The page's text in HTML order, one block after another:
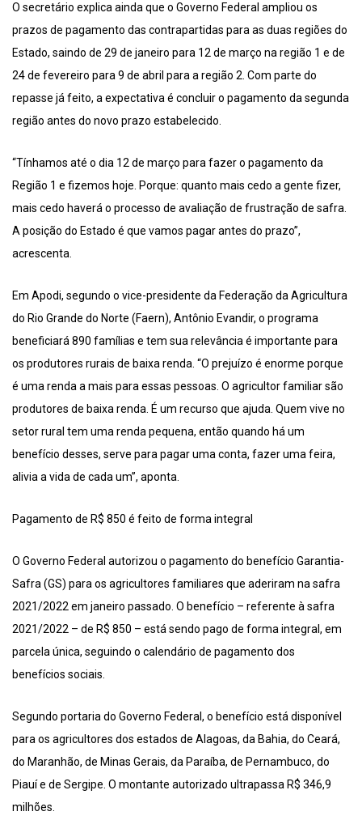
O secretário explica ainda que o Governo Federal ampliou os
prazos de pagamento das contrapartidas para as duas regiões do
Estado, saindo de 29 de janeiro para 12 de março na região 1 e de
24 de fevereiro para 9 de abril para a região 2. Com parte do
repasse já feito, a expectativa é concluir o pagamento da segunda
região antes do novo prazo estabelecido.
“Tínhamos até o dia 12 de março para fazer o pagamento da
Região 1 e fizemos hoje. Porque: quanto mais cedo a gente fizer,
mais cedo haverá o processo de avaliação de frustração de safra.
A posição do Estado é que vamos pagar antes do prazo”,
acrescenta.
Em Apodi, segundo o vice-presidente da Federação da Agricultura
do Rio Grande do Norte (Faern), Antônio Evandir, o programa
beneficiará 890 famílias e tem sua relevância é importante para
os produtores rurais de baixa renda. “O prejuízo é enorme porque
é uma renda a mais para essas pessoas. O agricultor familiar são
produtores de baixa renda. É um recurso que ajuda. Quem vive no
setor rural tem uma renda pequena, então quando há um
benefício desses, serve para pagar uma conta, fazer uma feira,
alivia a vida de cada um”, aponta.
Pagamento de R$ 850 é feito de forma integral
O Governo Federal autorizou o pagamento do benefício Garantia-
Safra (GS) para os agricultores familiares que aderiram na safra
2021/2022 em janeiro passado. O benefício – referente à safra
2021/2022 – de R$ 850 – está sendo pago de forma integral, em
parcela única, seguindo o calendário de pagamento dos
benefícios sociais.
Segundo portaria do Governo Federal, o benefício está disponível
para os agricultores dos estados de Alagoas, da Bahia, do Ceará,
do Maranhão, de Minas Gerais, da Paraíba, de Pernambuco, do
Piauí e de Sergipe. O montante autorizado ultrapassa R$ 346,9
milhões.